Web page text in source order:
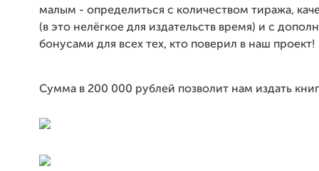
малым - определиться с количеством тиража,
(в это нелёгкое для издательств время) и с
бонусами для всех тех, кто поверил в наш проект!
Сумма в 200 000 рублей позволит нам издать